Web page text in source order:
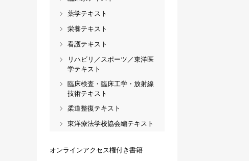
薬学テキスト
栄養テキスト
看護テキスト
リハビリ／スポーツ／東洋医
学テキスト
臨床検査・臨床工学・放射線
技術テキスト
柔道整復テキスト
東洋療法学校協会編テキスト
オンラインアクセス権付き書籍